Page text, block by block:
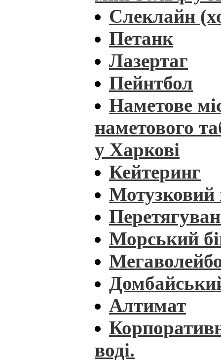
Слеклайн
Петанк
Лазертаг
Пейнтбол
Наметове
наметового
у Харкові
Кейтеринг
Мотузковий
Морський
Алтимат
воді.